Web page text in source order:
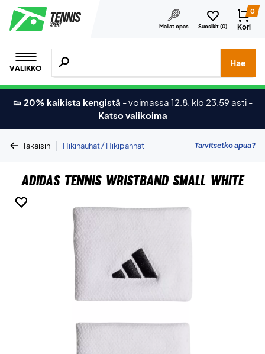
Mailat opas Suosikit (0)
0
Kori
VALIKKO
Hae tuotteita, merkkejä jne.
Hae
👟 20% kaikista kengistä -voimassa 12.8. klo 23.59 asti -
Katso valikoima
Takaisin | Hikinauhat / Hikipannat Tarvitsetko apua?
Adidas Tennis Wristband Small White